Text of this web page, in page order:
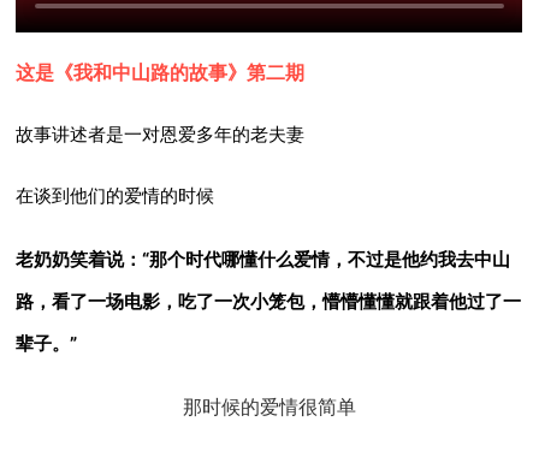
这是《我和中山路的故事》第二期
故事讲述者是一对恩爱多年的老夫妻
在谈到他们的爱情的时候
老奶奶笑着说：“那个时代哪懂什么爱情，不过是他约我去中山
路，看了一场电影，吃了一次小笼包，懵懵懂懂就跟着他过了一
辈子。”
那时候的爱情很简单